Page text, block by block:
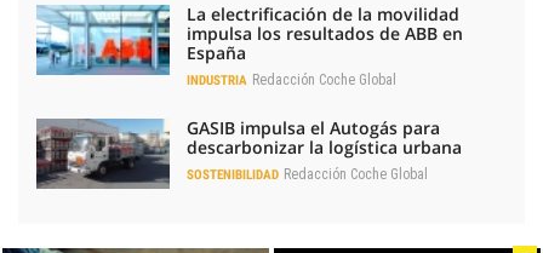
La electrificación de la movilidad
impulsa los resultados de ABB en
España
INDUSTRIA Redacción Coche Global
GASIB impulsa el Autogás para
descarbonizar la logística urbana
SOSTENIBILIDAD Redacción Coche Global